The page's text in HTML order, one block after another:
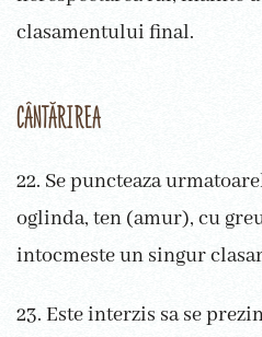
clasamentului final.
CÂNTĂRIREA
22. Se puncteaza
oglinda, ten (amur), cu
intocmeste un singur
23. Este interzis sa se